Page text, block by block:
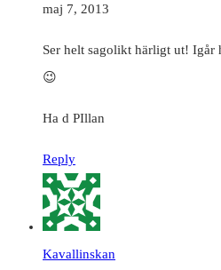
maj 7, 2013
Ser helt sagolikt härligt ut!
😉
Ha d PIllan
Reply
Kavallinskan